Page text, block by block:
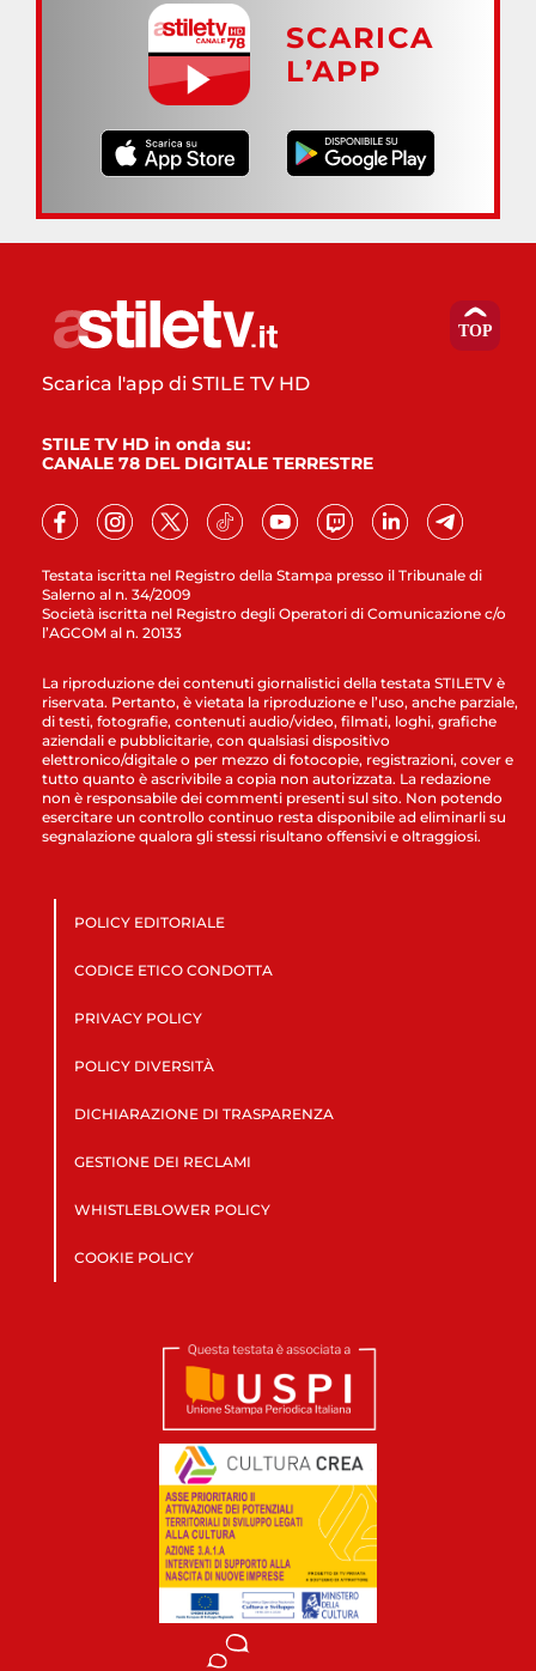
SCARICA
L’APP
Testata iscritta nel Registro della Stampa presso il Tribunale di
Salerno al n. 34/2009
Società iscritta nel Registro degli Operatori di Comunicazione c/o
l’AGCOM al n. 20133
Scarica l'app di STILE TV HD
STILE TV HD in onda su:
CANALE 78 DEL DIGITALE TERRESTRE
La riproduzione dei contenuti giornalistici della testata STILETV è
riservata. Pertanto, è vietata la riproduzione e l’uso, anche parziale,
di testi, fotografie, contenuti audio/video, filmati, loghi, grafiche
aziendali e pubblicitarie, con qualsiasi dispositivo
elettronico/digitale o per mezzo di fotocopie, registrazioni, cover e
tutto quanto è ascrivibile a copia non autorizzata. La redazione
non è responsabile dei commenti presenti sul sito. Non potendo
esercitare un controllo continuo resta disponibile ad eliminarli su
segnalazione qualora gli stessi risultano offensivi e oltraggiosi.
POLICY EDITORIALE
CODICE ETICO CONDOTTA
PRIVACY POLICY
POLICY DIVERSITÀ
DICHIARAZIONE DI TRASPARENZA
GESTIONE DEI RECLAMI
WHISTLEBLOWER POLICY
COOKIE POLICY